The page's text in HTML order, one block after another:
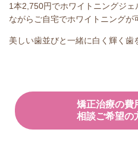
1本2,750円でホワイトニングジ
ながらご自宅でホワイトニングが
美しい歯並びと一緒に白く輝く歯
矯正治療の費
相談ご希望の